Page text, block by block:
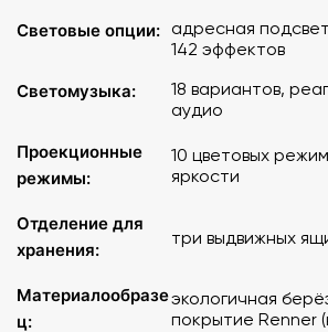
собойсветящийся подиумс
световой колонной, верх подиума
отдельно – с мобильного приложения
библиотеке есть 142 динамических
переключать цвета, выбирать
и продолжительность их действия.
функция сбора любимых эффектов: те,
нравятся, будут выделены в отдельный
Световые опции: адресная
142 эффектов
Светомузыка:
18 вариантов,
аудио
Проекционные
режимы:
10 цветовых
яркости
Отделение для
хранения:
три выдвижных
Материалообразе
ц:
экологичная
покрытие Renner